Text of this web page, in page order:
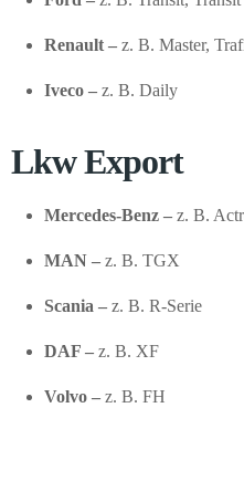
Renault – z. B. Master,
Iveco – z. B. Daily
Lkw Export
Mercedes-Benz – z. B.
MAN – z. B. TGX
Scania – z. B. R-Serie
DAF – z. B. XF
Volvo – z. B. FH